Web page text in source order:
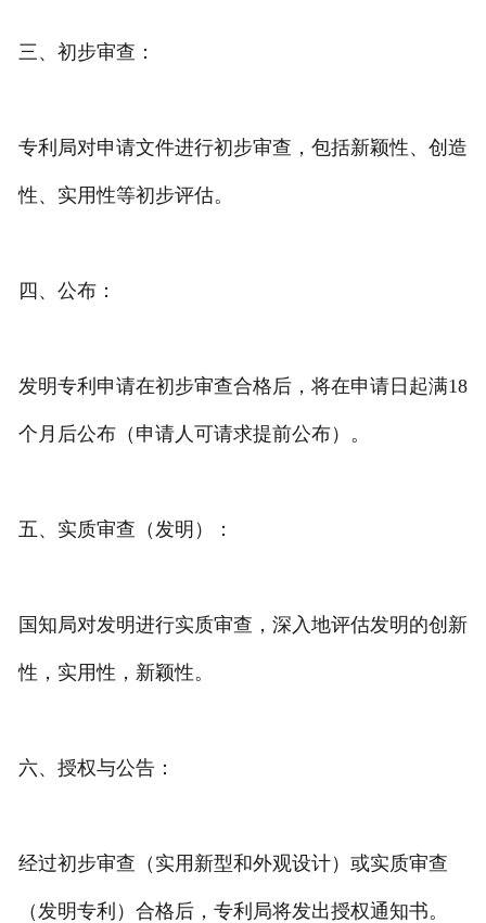
三、初步审查：
专利局对申请文件进行初步审查，包括新颖性、创造
性、实用性等初步评估。
四、公布：
发明专利申请在初步审查合格后，将在申请日起满18
个月后公布（申请人可请求提前公布）。
五、实质审查（发明）：
国知局对发明进行实质审查，深入地评估发明的创新
性，实用性，新颖性。
六、授权与公告：
经过初步审查（实用新型和外观设计）或实质审查
（发明专利）合格后，专利局将发出授权通知书。